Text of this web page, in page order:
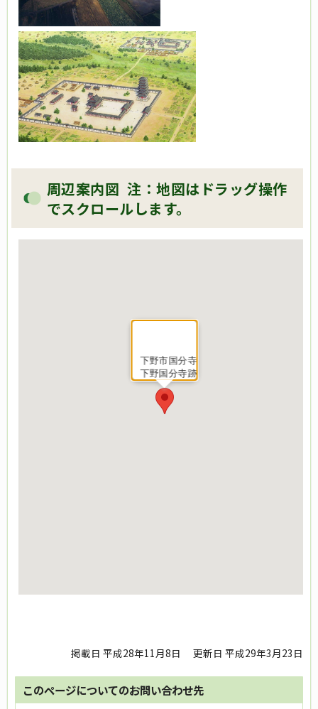
周辺案内図 注：地図はドラッグ操作
でスクロールします。
下野市国分寺
下野国分寺跡
掲載日 平成28年11月8日 更新日 平成29年3月23日
このページについてのお問い合わせ先